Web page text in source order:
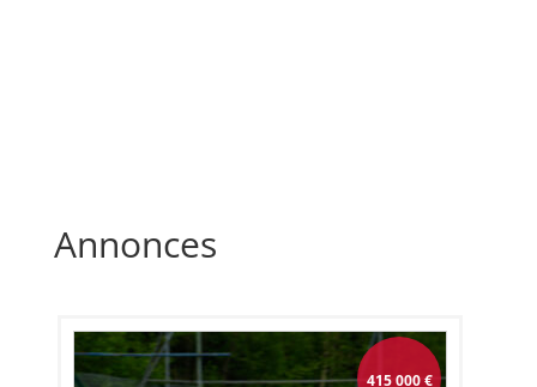
Annonces
415 000€